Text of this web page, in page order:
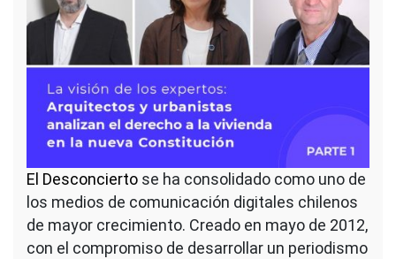
El Desconcierto se ha consolidado como uno de
los medios de comunicación digitales chilenos
de mayor crecimiento. Creado en mayo de 2012,
con el compromiso de desarrollar un periodismo